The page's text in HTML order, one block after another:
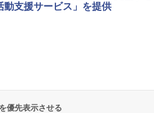
動支援サービス」を提供
優先表示させる